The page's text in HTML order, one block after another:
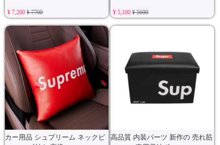
¥ 7,200¥ 7700 ¥ 5,100¥ 5600
カー用品 シュプリーム ネックピ
高品質 内装パーツ 新作の 売れ筋